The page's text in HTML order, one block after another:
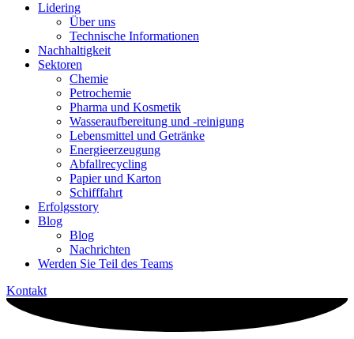
Lidering
Über uns
Technische Informationen
Nachhaltigkeit
Sektoren
Chemie
Petrochemie
Pharma und Kosmetik
Wasseraufbereitung und -reinigung
Lebensmittel und Getränke
Energieerzeugung
Abfallrecycling
Papier und Karton
Schifffahrt
Erfolgsstory
Blog
Blog
Nachrichten
Werden Sie Teil des Teams
Kontakt